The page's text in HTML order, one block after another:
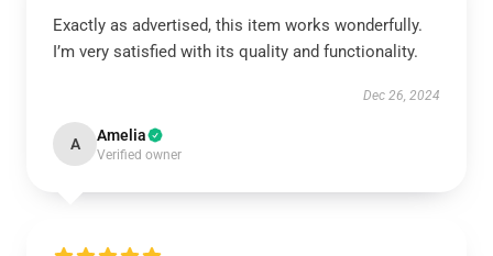
Exactly as advertised, this item works wonderfully.
I’m very satisfied with its quality and functionality.
Dec 26, 2024
A Amelia
Verified owner